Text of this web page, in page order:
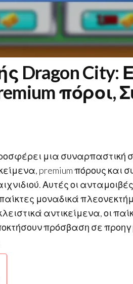
Dragon City:
πόροι,
μια
premium πόρους και
Αυτές οι
μοναδικά
αντικείμενα, οι
πρόσβαση σε